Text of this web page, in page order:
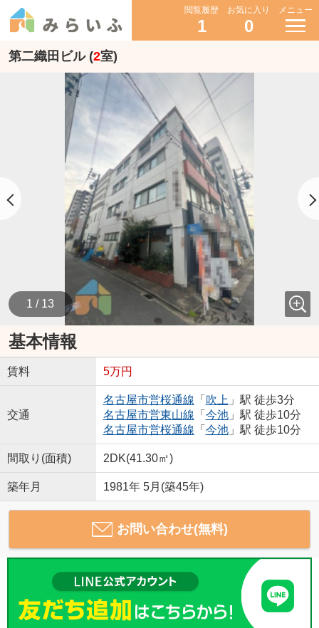
閲覧履歴
1
お気に入り
0
メニュー
第二織田ビル (2室)
1 / 13
基本情報
賃料 5万円
交通
名古屋市営桜通線 「 吹上 」駅 徒歩3分
名古屋市営東山線 「 今池」駅 徒歩10分
名古屋市営桜通線 「 今池」駅 徒歩10分
間取り(面積) 2DK(41.30㎡)
築年月 1981年 5月(築45年)
お問い合わせ(無料)